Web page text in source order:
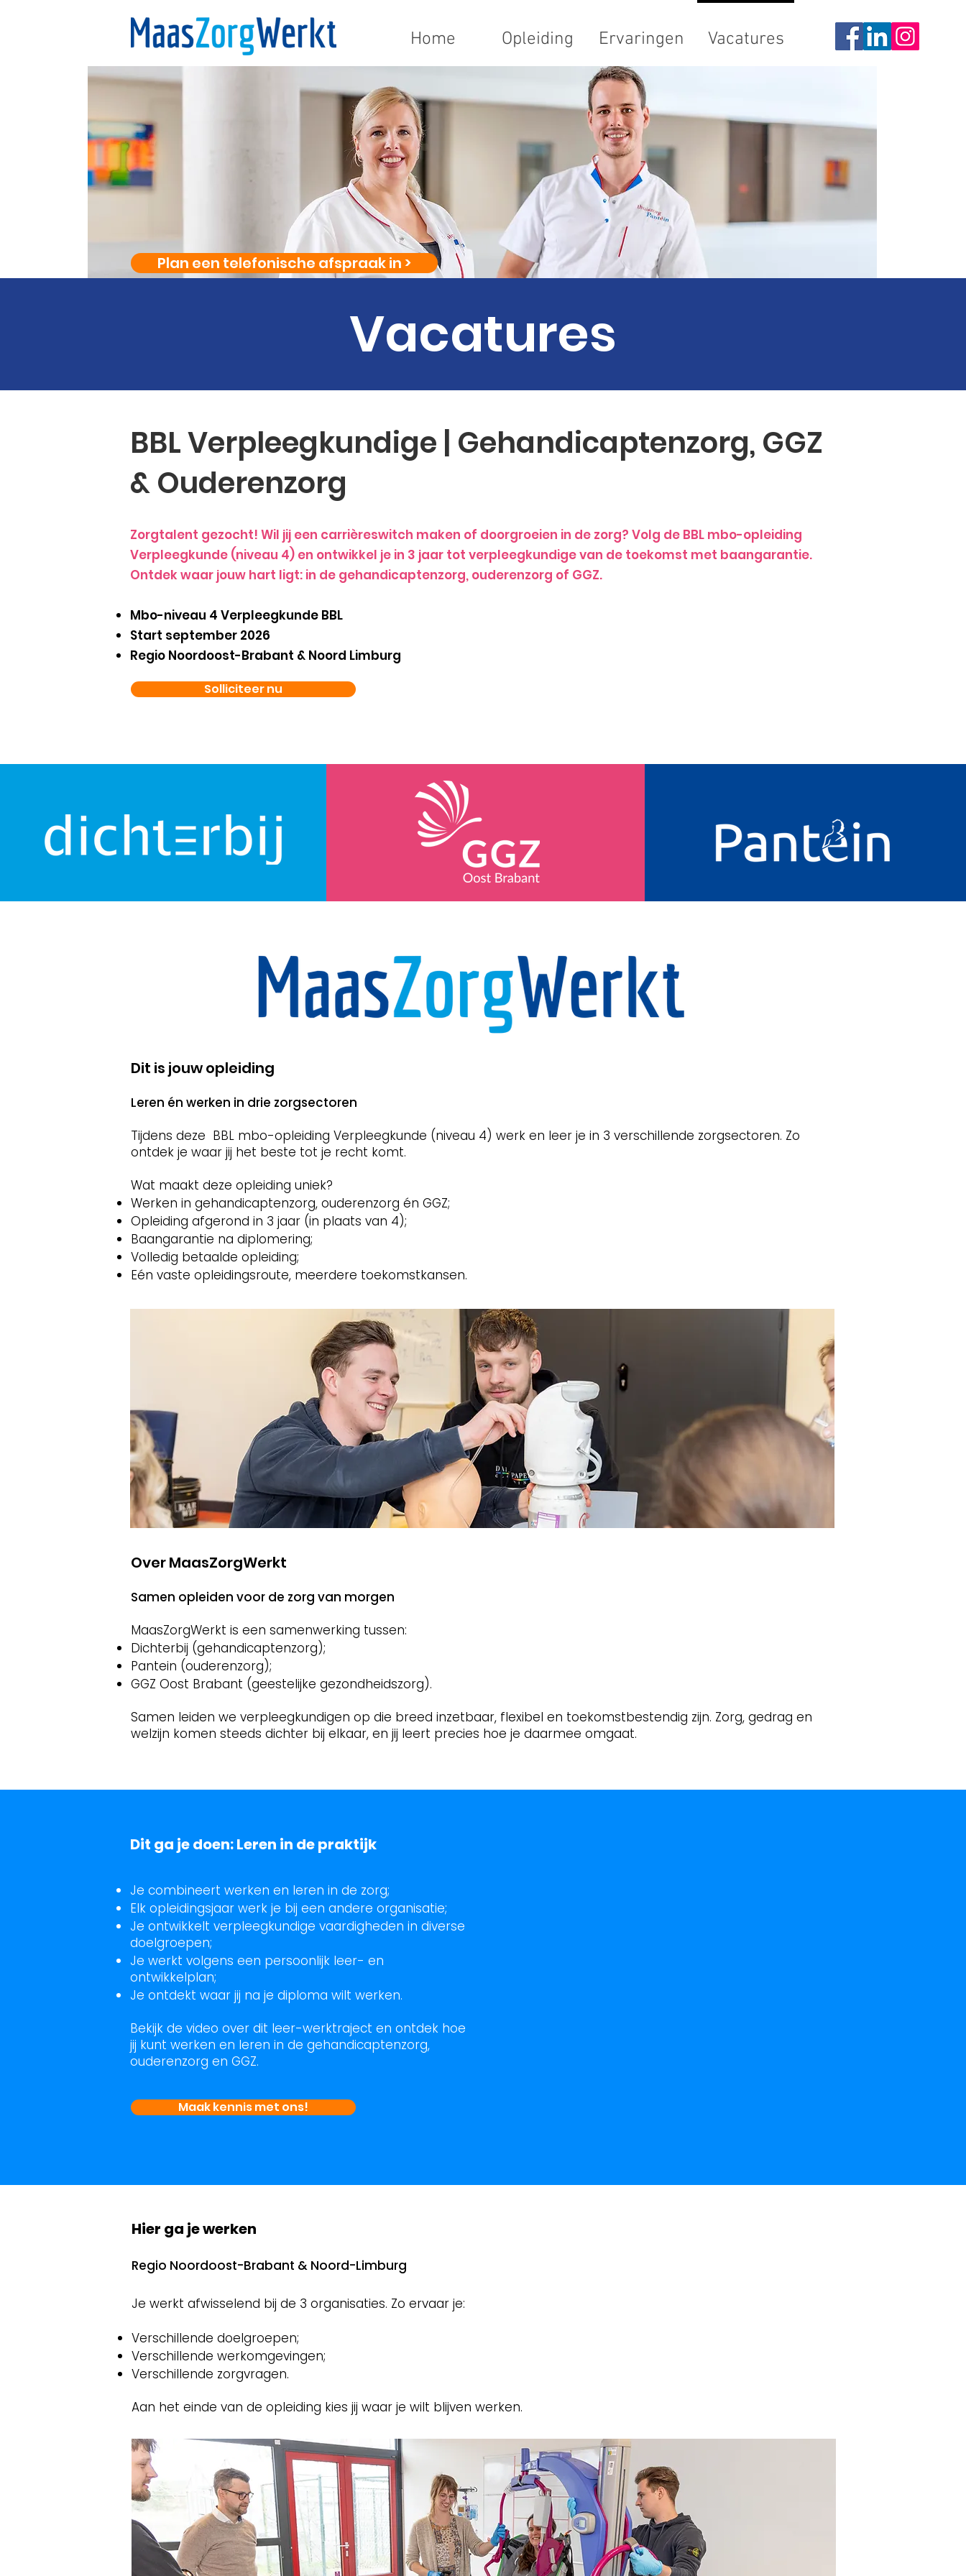
Home Opleiding Ervaringen Vacatures
Vacatures
Plan een telefonische afspraak in >
BBL Verpleegkundige | Gehandicaptenzorg, GGZ
& Ouderenzorg
Zorgtalent gezocht! Wil jij een carrièreswitch maken of doorgroeien in de zorg? Volg de BBL mbo-opleiding
Verpleegkunde (niveau 4) en ontwikkel je in 3 jaar tot verpleegkundige van de toekomst met baangarantie.
Ontdek waar jouw hart ligt: in de gehandicaptenzorg, ouderenzorg of GGZ.
Mbo-niveau 4 Verpleegkunde BBL
Start september 2026
Regio Noordoost-Brabant & Noord Limburg
Solliciteer nu
Dit is jouw opleiding
Leren én werken in drie zorgsectoren
Tijdens deze BBL mbo-opleiding Verpleegkunde (niveau 4) werk en leer je in 3 verschillende zorgsectoren. Zo
ontdek je waar jij het beste tot je recht komt.
Wat maakt deze opleiding uniek?
Werken in gehandicaptenzorg, ouderenzorg én GGZ;
Opleiding afgerond in 3 jaar (in plaats van 4);
Baangarantie na diplomering;
Volledig betaalde opleiding;
Eén vaste opleidingsroute, meerdere toekomstkansen.
Over MaasZorgWerkt
Samen opleiden voor de zorg van morgen
MaasZorgWerkt is een samenwerking tussen:
Dichterbij (gehandicaptenzorg);
Pantein (ouderenzorg);
GGZ Oost Brabant (geestelijke gezondheidszorg).
Samen leiden we verpleegkundigen op die breed inzetbaar, flexibel en toekomstbestendig zijn. Zorg, gedrag en
welzijn komen steeds dichter bij elkaar, en jij leert precies hoe je daarmee omgaat.
Dit ga je doen: Leren in de praktijk
Je combineert werken en leren in de zorg;
Elk opleidingsjaar werk je bij een andere organisatie;
Je ontwikkelt verpleegkundige vaardigheden in diverse
doelgroepen;
Je werkt volgens een persoonlijk leer- en
ontwikkelplan;
Je ontdekt waar jij na je diploma wilt werken.
Bekijk de video over dit leer-werktraject en ontdek hoe
jij kunt werken en leren in de gehandicaptenzorg,
ouderenzorg en GGZ.
Maak kennis met ons!
Hier ga je werken
Regio Noordoost-Brabant & Noord-Limburg
Je werkt afwisselend bij de 3 organisaties. Zo ervaar je:
Verschillende doelgroepen;
Verschillende werkomgevingen;
Verschillende zorgvragen.
Aan het einde van de opleiding kies jij waar je wilt blijven werken.